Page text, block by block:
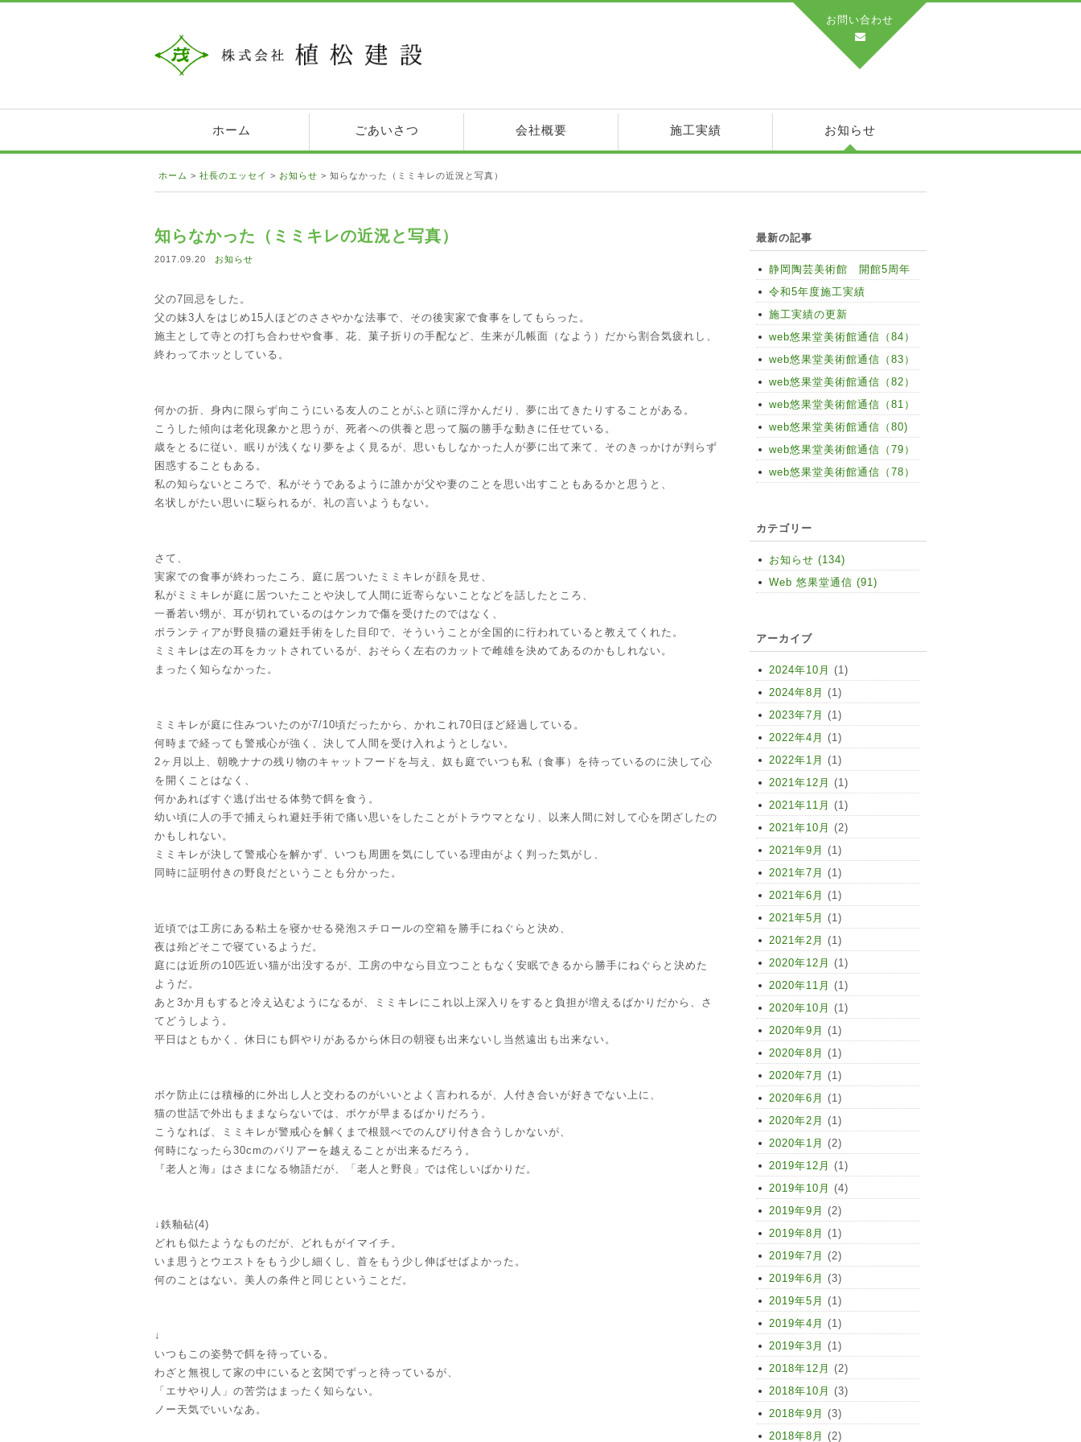
お問い合わせ
ホーム ごあいさつ 会社概要 施工実績 お知らせ
ホーム > 社長のエッセイ > お知らせ > 知らなかった（ミミキレの近況と写真）
知らなかった（ミミキレの近況と写真）
2017.09.20 お知らせ
父の7回忌をした。
父の妹3人をはじめ15人ほどのささやかな法事で、その後実家で食事をしてもらった。
施主として寺との打ち合わせや食事、花、菓子折りの手配など、生来が几帳面（なよう）だから割合気疲れし、
終わってホッとしている。
何かの折、身内に限らず向こうにいる友人のことがふと頭に浮かんだり、夢に出てきたりすることがある。
こうした傾向は老化現象かと思うが、死者への供養と思って脳の勝手な動きに任せている。
歳をとるに従い、眠りが浅くなり夢をよく見るが、思いもしなかった人が夢に出て来て、そのきっかけが判らず
困惑することもある。
私の知らないところで、私がそうであるように誰かが父や妻のことを思い出すこともあるかと思うと、
名状しがたい思いに駆られるが、礼の言いようもない。
さて、
実家での食事が終わったころ、庭に居ついたミミキレが顔を見せ、
私がミミキレが庭に居ついたことや決して人間に近寄らないことなどを話したところ、
一番若い甥が、耳が切れているのはケンカで傷を受けたのではなく、
ボランティアが野良猫の避妊手術をした目印で、そういうことが全国的に行われていると教えてくれた。
ミミキレは左の耳をカットされているが、おそらく左右のカットで雌雄を決めてあるのかもしれない。
まったく知らなかった。
ミミキレが庭に住みついたのが7/10頃だったから、かれこれ70日ほど経過している。
何時まで経っても警戒心が強く、決して人間を受け入れようとしない。
2ヶ月以上、朝晩ナナの残り物のキャットフードを与え、奴も庭でいつも私（食事）を待っているのに決して心
を開くことはなく、
何かあればすぐ逃げ出せる体勢で餌を食う。
幼い頃に人の手で捕えられ避妊手術で痛い思いをしたことがトラウマとなり、以来人間に対して心を閉ざしたの
かもしれない。
ミミキレが決して警戒心を解かず、いつも周囲を気にしている理由がよく判った気がし、
同時に証明付きの野良だということも分かった。
近頃では工房にある粘土を寝かせる発泡スチロールの空箱を勝手にねぐらと決め、
夜は殆どそこで寝ているようだ。
庭には近所の10匹近い猫が出没するが、工房の中なら目立つこともなく安眠できるから勝手にねぐらと決めた
ようだ。
あと3か月もすると冷え込むようになるが、ミミキレにこれ以上深入りをすると負担が増えるばかりだから、さ
てどうしよう。
平日はともかく、休日にも餌やりがあるから休日の朝寝も出来ないし当然遠出も出来ない。
ボケ防止には積極的に外出し人と交わるのがいいとよく言われるが、人付き合いが好きでない上に、
猫の世話で外出もままならないでは、ボケが早まるばかりだろう。
こうなれば、ミミキレが警戒心を解くまで根競べでのんびり付き合うしかないが、
何時になったら30cmのバリアーを越えることが出来るだろう。
『老人と海』はさまになる物語だが、「老人と野良」では侘しいばかりだ。
↓鉄釉砧(4)
どれも似たようなものだが、どれもがイマイチ。
いま思うとウエストをもう少し細くし、首をもう少し伸ばせばよかった。
何のことはない。美人の条件と同じということだ。
↓
いつもこの姿勢で餌を待っている。
わざと無視して家の中にいると玄関でずっと待っているが、
「エサやり人」の苦労はまったく知らない。
ノー天気でいいなあ。
最新の記事
静岡陶芸美術館 開館5周年
令和5年度施工実績
施工実績の更新
web悠果堂美術館通信（84）
web悠果堂美術館通信（83）
web悠果堂美術館通信（82）
web悠果堂美術館通信（81）
web悠果堂美術館通信（80)
web悠果堂美術館通信（79）
web悠果堂美術館通信（78）
カテゴリー
お知らせ (134)
Web 悠果堂通信 (91)
アーカイブ
2024年10月 (1)
2024年8月 (1)
2023年7月 (1)
2022年4月 (1)
2022年1月 (1)
2021年12月 (1)
2021年11月 (1)
2021年10月 (2)
2021年9月 (1)
2021年7月 (1)
2021年6月 (1)
2021年5月 (1)
2021年2月 (1)
2020年12月 (1)
2020年11月 (1)
2020年10月 (1)
2020年9月 (1)
2020年8月 (1)
2020年7月 (1)
2020年6月 (1)
2020年2月 (1)
2020年1月 (2)
2019年12月 (1)
2019年10月 (4)
2019年9月 (2)
2019年8月 (1)
2019年7月 (2)
2019年6月 (3)
2019年5月 (1)
2019年4月 (1)
2019年3月 (1)
2018年12月 (2)
2018年10月 (3)
2018年9月 (3)
2018年8月 (2)